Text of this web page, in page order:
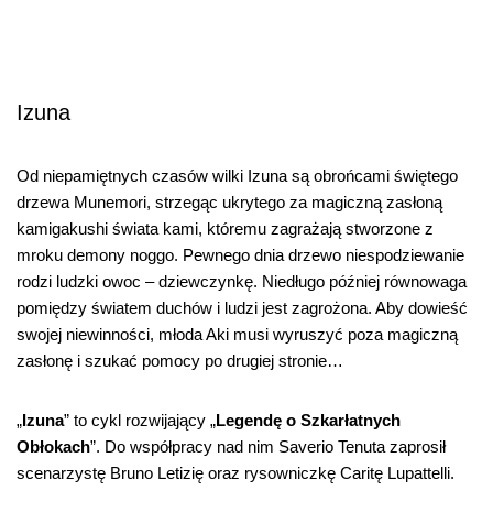
Izuna
Od niepamiętnych czasów wilki Izuna są obrońcami świętego
drzewa Munemori, strzegąc ukrytego za magiczną zasłoną
kamigakushi świata kami, któremu zagrażają stworzone z
mroku demony noggo. Pewnego dnia drzewo niespodziewanie
rodzi ludzki owoc – dziewczynkę. Niedługo później równowaga
pomiędzy światem duchów i ludzi jest zagrożona. Aby dowieść
swojej niewinności, młoda Aki musi wyruszyć poza magiczną
zasłonę i szukać pomocy po drugiej stronie…
„Izuna” to cykl rozwijający „Legendę o Szkarłatnych
Obłokach”. Do współpracy nad nim Saverio Tenuta zaprosił
scenarzystę Bruno Letizię oraz rysowniczkę Caritę Lupattelli.